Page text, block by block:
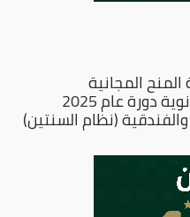
المجانية
والمخفضة لحملة الشهادة الثانوية دورة عام 2025
(نظام السنتين)